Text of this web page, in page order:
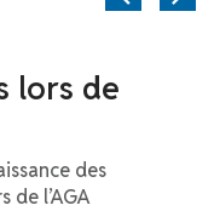
lors de
des
de l’AGA